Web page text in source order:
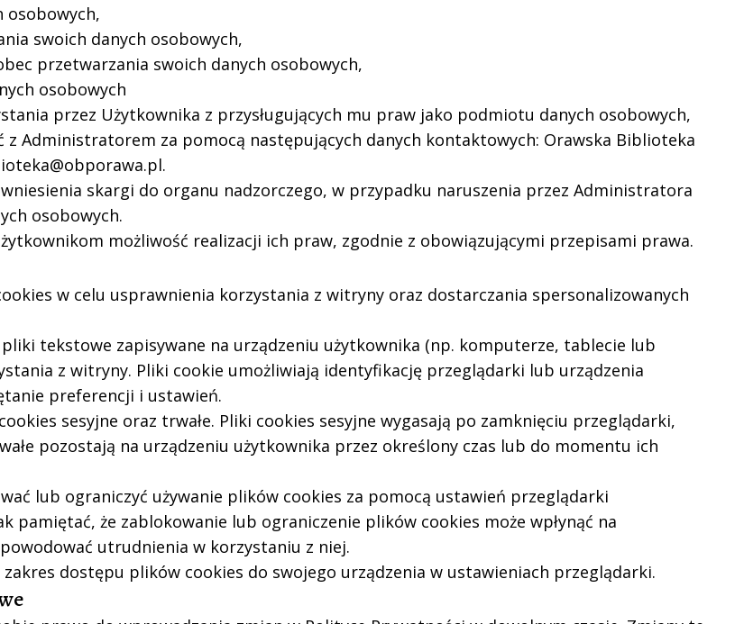
osobowych,
swoich danych osobowych,
przetwarzania swoich danych osobowych,
osobowych
przez Użytkownika z przysługujących mu praw jako podmiotu danych osobowych,
z Administratorem za pomocą następujących danych kontaktowych: Orawska Biblioteka
.
skargi do organu nadzorczego, w przypadku naruszenia przez Administratora
osobowych.
możliwość realizacji ich praw, zgodnie z obowiązującymi przepisami prawa.
w celu usprawnienia korzystania z witryny oraz dostarczania spersonalizowanych
tekstowe zapisywane na urządzeniu użytkownika (np. komputerze, tablecie lub
z witryny. Pliki cookie umożliwiają identyfikację przeglądarki lub urządzenia
preferencji i ustawień.
sesyjne oraz trwałe. Pliki cookies sesyjne wygasają po zamknięciu przeglądarki,
pozostają na urządzeniu użytkownika przez określony czas lub do momentu ich
lub ograniczyć używanie plików cookies za pomocą ustawień przeglądarki
pamiętać, że zablokowanie lub ograniczenie plików cookies może wpłynąć na
utrudnienia w korzystaniu z niej.
dostępu plików cookies do swojego urządzenia w ustawieniach przeglądarki.